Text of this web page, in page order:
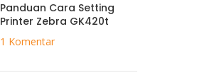
Panduan Cara Setting
Printer Zebra GK420t
1 Komentar